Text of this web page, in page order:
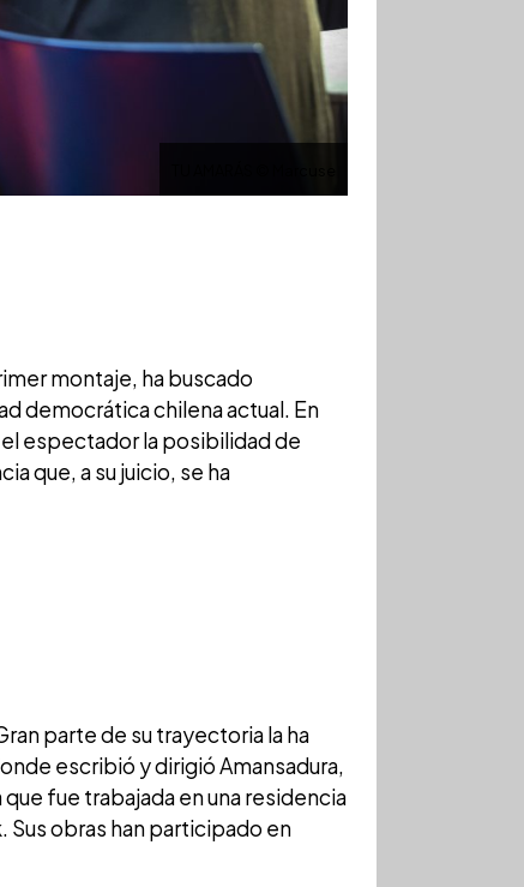
montaje, ha buscado
democrática chilena actual. En
espectador la posibilidad de
que, a su juicio, se ha
parte de su trayectoria la ha
escribió y dirigió Amansadura,
fue trabajada en una residencia
Sus obras han participado en